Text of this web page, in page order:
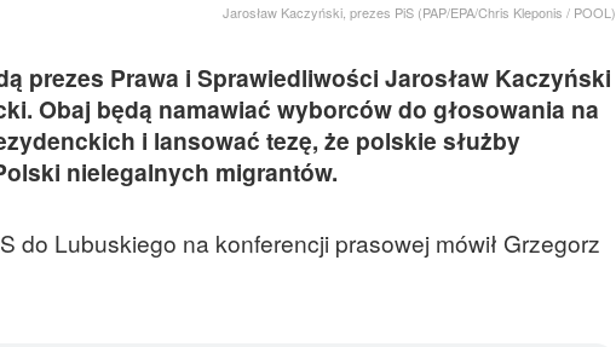
Jarosław Kaczyński, prezes PiS (PAP/EPA/Chris Kleponis / POOL)
prezes Prawa i Sprawiedliwości Jarosław Kaczyński
Obaj będą namawiać wyborców do głosowania na
i lansować tezę, że polskie służby
nielegalnych migrantów.
do Lubuskiego na konferencji prasowej mówił Grzegorz